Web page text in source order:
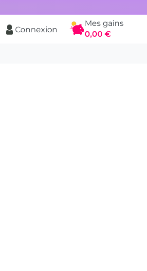
Connexion
Panier
Mes gains
0,00 €